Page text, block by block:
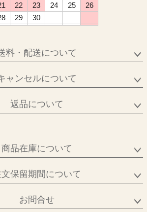
22 23 24 25
26
29
30
料・配送について
ャンセルについて
返品について
商品在庫について
保留期間について
お問合せ